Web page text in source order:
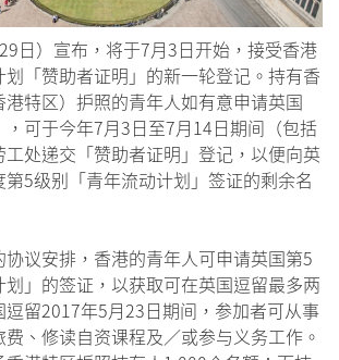
日）宣布，将于7月3日开始，接受香港
划「赞助者证明」的新一轮登记。持有香
特区）护照的青年人如有意申请英国
，可于今年7月3日至7月14日期间（包括
处递交「赞助者证明」登记，以便向英
5级别「青年流动计划」签证的剩余名
议安排，香港的青年人可申请英国第5
」的签证，以获取可在英国逗留最多两
留2017年5月23日期间，参加者可从事
、修读自资课程及／或参与义务工作。